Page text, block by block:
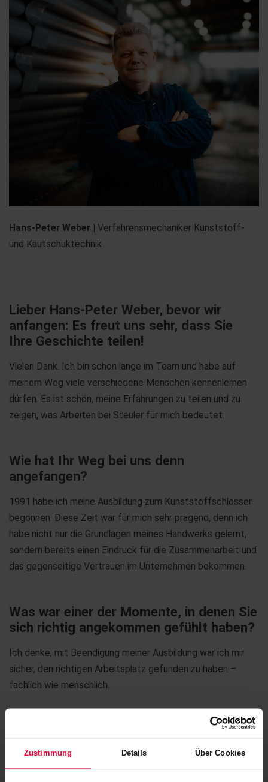
Zustimmung Details Über Cookies
Hans-Peter Weber | Verfahrensmechaniker Kunststoff-
und Kautschuktechnik
Lieber Hans-Peter Weber, bevor wir
anfangen: Es freut uns sehr, dass Sie
Ihre Geschichte teilen!
Vielen Dank. Ich bin schon lange im Team und habe auf
meinem Weg viele verschiedene Menschen kennenlernen
dürfen. Es ist schön, meine Erfahrungen zu teilen und zu
zeigen, was Arbeiten bei Steuler für mich bedeutet.
Wie hat Ihr Weg bei uns denn
angefangen?
1991 habe ich meine Ausbildung zum Kunststoffschlosser
begonnen. Diese Zeit war für mich sehr prägend, denn ich
habe nicht nur die Grundlagen meines Handwerks gelernt,
sondern bereits einen Eindruck für die Zusammenarbeit und
das gegenseitige Vertrauen im Unternehmen bekommen.
Was war einer der Momente, in denen Sie
sich richtig angekommen gefühlt haben?
Ich denke, mit Beendigung meiner Ausbildung war ich mir
sicher, den richtigen Arbeitsplatz gefunden zu haben –
fachlich wie menschlich.
Macht das für Sie die Steuler-